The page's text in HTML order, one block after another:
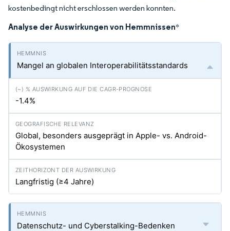
kostenbedingt nicht erschlossen werden konnten.
Analyse der Auswirkungen von Hemmnissen*
Mangel an globalen Interoperabilitätsstandards
-1.4%
Global, besonders ausgeprägt in Apple- vs. Android-
Ökosystemen
Langfristig (≥4 Jahre)
Datenschutz- und Cyberstalking-Bedenken